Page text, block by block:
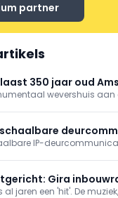
partner
350 jaar oud
in
wevershuis
(KNX, tastsensor 4.55,
centrale bediening.
IP-
en beheer voor projecten
Gira
jaren een 'hit'. De